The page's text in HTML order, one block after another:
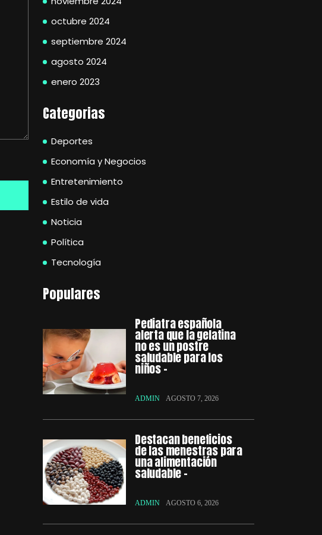
octubre 2024
septiembre 2024
agosto 2024
enero 2023
Categorias
Deportes
Economía y Negocios
Entretenimiento
Estilo de vida
Noticia
Política
Tecnología
Populares
Pediatra española
alerta que la gelatina
no es un postre
saludable para los
niños –
ADMIN AGOSTO 7, 2026
Destacan beneficios
de las menestras para
una alimentación
saludable –
ADMIN AGOSTO 6, 2026